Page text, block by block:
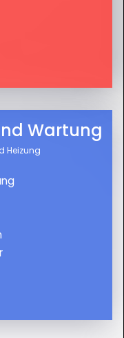
Wartung
Heizung